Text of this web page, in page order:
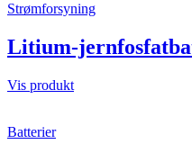
Strømforsyning
Litium-
Vis produkt
Batterier